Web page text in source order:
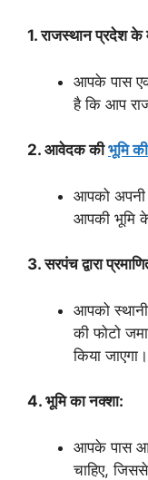
1. राजस्थान प्रदेश के
आपके पास एक
है कि आप
2. आवेदक कीभूमि
आपको अपनी
आपकी भूमि के
3. सरपंच द्वारा
आपको
की फोटो
किया जाएगा।
4. भूमि का नक्शा:
आपके पास
चाहिए,